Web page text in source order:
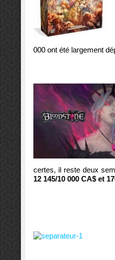
000 ont été largement
certes, il reste deux
12 145/10 000 CA$ et